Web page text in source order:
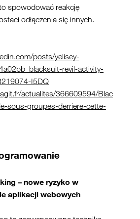
spowodować reakcję
odłączenia się innych.
posts/yelisey-
revil-activity-
I5DQ
actualites/366609594/Blac
sous-groupes-derriere-cette-
– nowe ryzyko w
aplikacji webowych